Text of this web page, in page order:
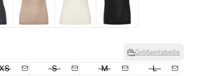
Größentabelle
S M
L